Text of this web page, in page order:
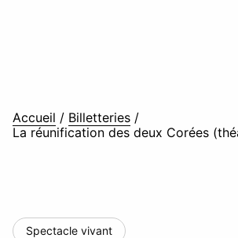
Accueil / Billetteries /
La réunification des deux Corées
Spectacle vivant